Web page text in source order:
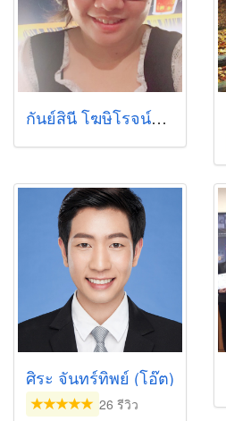
กันย์สินี โฆษิโรจน์หิรัญ (ผักกาด)
ศิระ จันทร์ทิพย์ (โอ๊ต)
26 รีวิว